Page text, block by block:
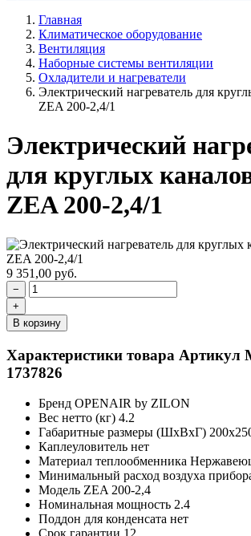
Главная
Климатическое оборудование
Вентиляция
Наборные системы вентиляции
Охладители и нагреватели
Электрический нагреватель для
ZEA 200-2,4/1
Электрический
для круглых
ZEA 200-2,4/1
9 351,00 руб.
−
+
В корзину
Характеристики товара Артикул
1737826
Бренд OPENAIR by ZILON
Вес нетто (кг) 4.2
Габаритные размеры (ШxВxГ)
Каплеуловитель нет
Материал теплообменника
Минимальный расход воздуха
Модель ZEA 200-2,4
Номинальная мощность 2.4
Поддон для конденсата нет